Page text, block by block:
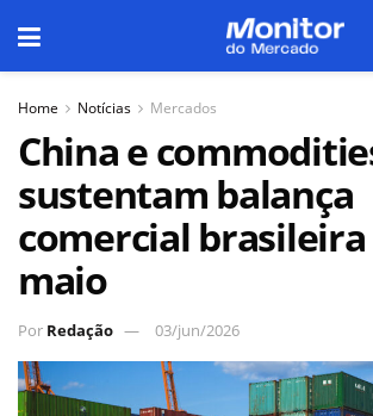
Home Notícias Mercados
China e
sustentam balança
comercial
maio
Por Redação 03/jun/2026